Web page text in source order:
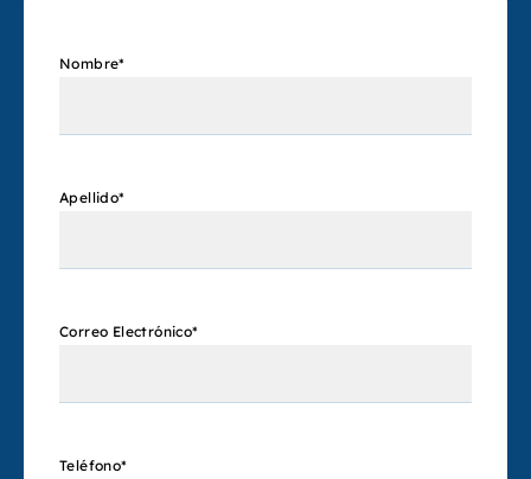
Nombre*
Apellido*
Correo Electrónico*
Teléfono*